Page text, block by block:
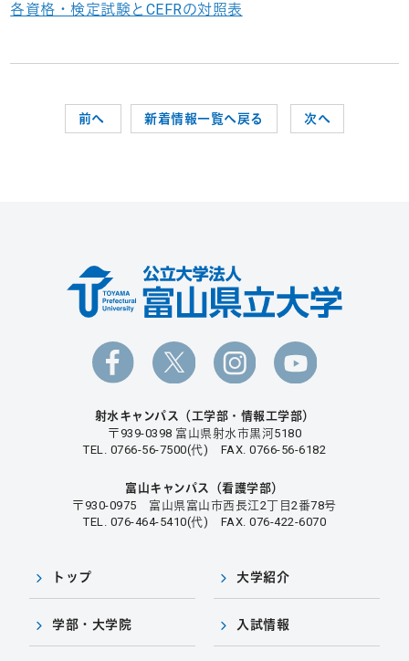
各資格・検定試験とCEFRの対照表
前へ 新着情報一覧へ戻る 次へ
射水キャンパス（工学部・情報工学部）
〒939-0398 富山県射水市黒河5180
TEL. 0766-56-7500(代) FAX. 0766-56-6182
富山キャンパス（看護学部）
〒930-0975 富山県富山市西長江2丁目2番78号
TEL. 076-464-5410(代) FAX. 076-422-6070
トップ 大学紹介
学部・大学院 入試情報